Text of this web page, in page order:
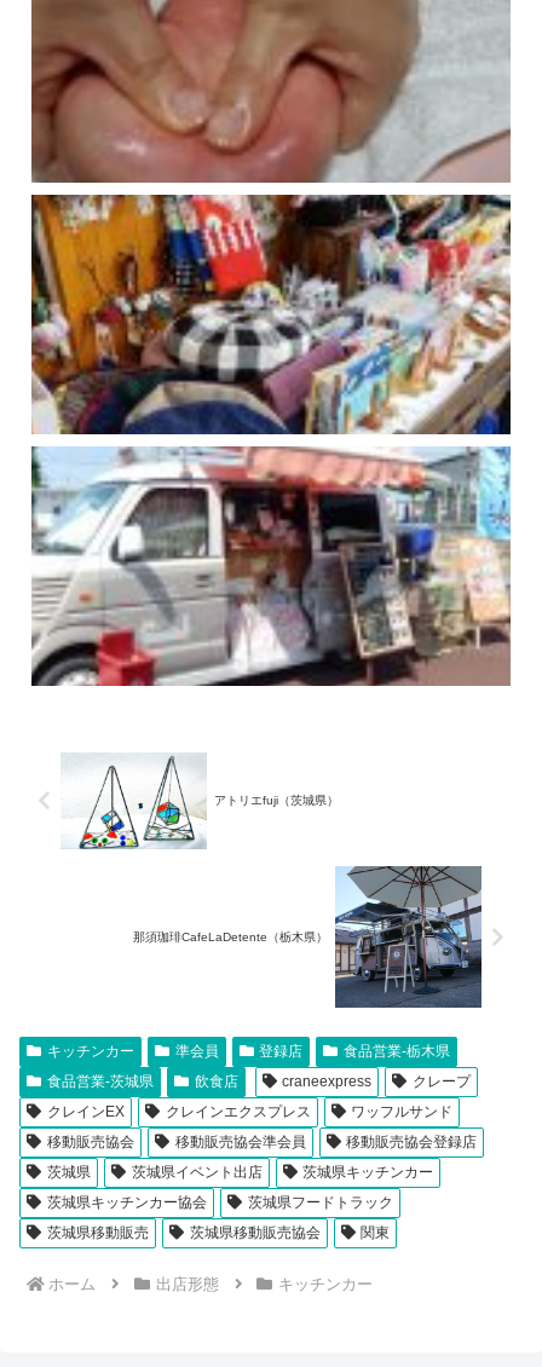
アトリエfuji（茨城県）
那須珈琲CafeLaDetente（栃木県）
キッチンカー 準会員 登録店
食品営業-栃木県
食品営業-茨城県
飲食店 craneexpress
クレープ
クレインEX
クレインエクスプレス
ワッフルサンド
移動販売協会
移動販売協会準会員
移動販売協会登録店
茨城県
茨城県イベント出店
茨城県キッチンカー
茨城県キッチンカー協会
茨城県フードトラック
茨城県移動販売
茨城県移動販売協会 関東
ホーム 出店形態 キッチンカー